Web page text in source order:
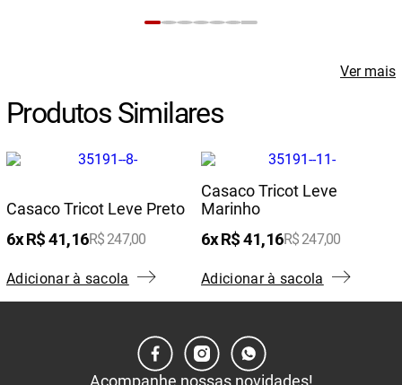
Produtos Similares
Casaco Tricot Leve Preto
6 R$41,16R$ 247,00
Adicionar à sacola
Casaco Tricot Leve
Marinho
6 R$41,16R$ 247,00
Adicionar à sacola
Ver mais
Acompanhe nossas novidades!